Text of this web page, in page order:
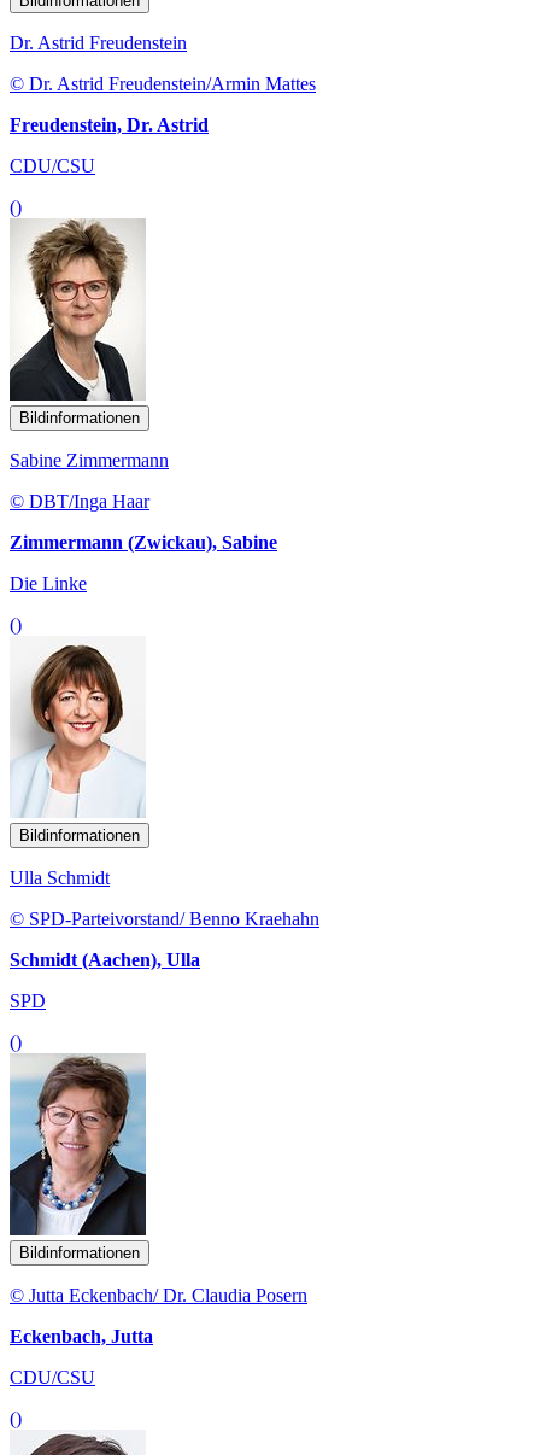
Dr. Astrid Freudenstein
© Dr. Astrid Freudenstein/Armin Mattes
Freudenstein, Dr. Astrid
CDU/CSU
()
Bildinformationen
Sabine Zimmermann
© DBT/Inga Haar
Zimmermann (Zwickau), Sabine
Die Linke
()
Bildinformationen
Ulla Schmidt
© SPD-Parteivorstand/ Benno Kraehahn
Schmidt (Aachen), Ulla
SPD
()
Bildinformationen
© Jutta Eckenbach/ Dr. Claudia Posern
Eckenbach, Jutta
CDU/CSU
()